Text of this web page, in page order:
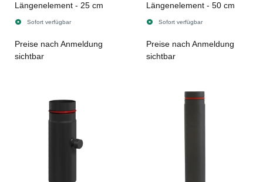
Längenelement - 25 cm
Sofort verfügbar
Preise nach Anmeldung
sichtbar
Längenelement - 50 cm
Sofort verfügbar
Preise nach Anmeldung
sichtbar